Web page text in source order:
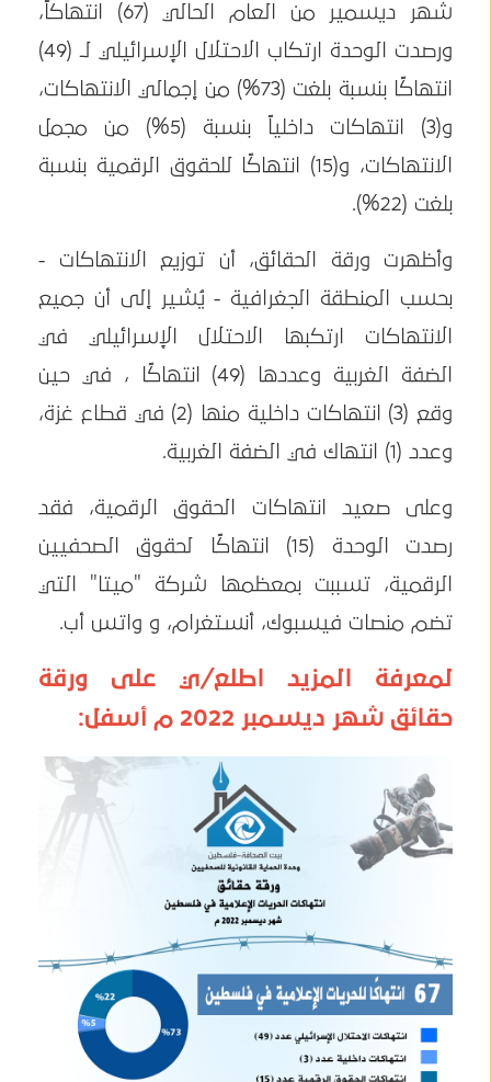
شهر ديسمير من العام الحالي (67) انتهاكاً،
ورصدت الوحدة ارتكاب الاحتلال الإسرائيلي لـ (49)
انتهاكًا بنسبة بلغت (73%) من إجمالي الانتهاكات،
و(3) انتهاكات داخلياً بنسبة (5%) من مجمل
الانتهاكات، و(15) انتهاكًا للحقوق الرقمية بنسبة
بلغت (22%).
وأظهرت ورقة الحقائق، أن توزيع الانتهاكات -
بحسب المنطقة الجغرافية - يُشير إلى أن جميع
الانتهاكات ارتكبها الاحتلال الإسرائيلي في
الضفة الغربية وعددها (49) انتهاكًا ، في حين
وقع (3) انتهاكات داخلية منها (2) في قطاع غزة،
وعدد (1) انتهاك في الضفة الغربية.
وعلى صعيد انتهاكات الحقوق الرقمية، فقد
رصدت الوحدة (15) انتهاكًا لحقوق الصحفيين
الرقمية، تسببت بمعظمها شركة "ميتا" التي
تضم منصات فيسبوك، أنستغرام، و واتس أب.
لمعرفة المزيد اطلع/ي على ورقة
حقائق شهر ديسمبر 2022 م أسفل: